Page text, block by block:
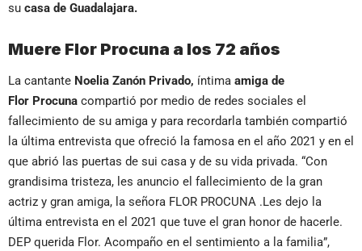
su casa de Guadalajara.
Muere Flor Procuna a los 72 años
La cantante Noelia Zanón Privado, íntima amiga de
Flor Procuna compartió por medio de redes sociales el
fallecimiento de su amiga y para recordarla también compartió
la última entrevista que ofreció la famosa en el año 2021 y en el
que abrió las puertas de sui casa y de su vida privada. “Con
grandisima tristeza, les anuncio el fallecimiento de la gran
actriz y gran amiga, la señora FLOR PROCUNA .Les dejo la
última entrevista en el 2021 que tuve el gran honor de hacerle.
DEP querida Flor. Acompaño en el sentimiento a la familia”,